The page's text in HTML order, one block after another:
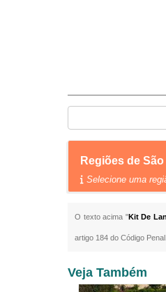
Regiões de
Selecione uma
O texto acima "Kit De
artigo 184 do Código
Veja Também